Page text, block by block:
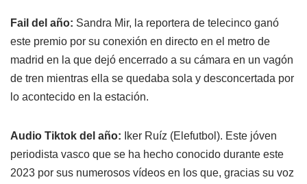
Fail del año: Sandra Mir, la reportera de telecinco ganó
este premio por su conexión en directo en el metro de
madrid en la que dejó encerrado a su cámara en un vagón
de tren mientras ella se quedaba sola y desconcertada por
lo acontecido en la estación.
Audio Tiktok del año:
Iker Ruíz (Elefutbol). Este jóven
periodista vasco que se ha hecho conocido durante este
2023 por sus numerosos vídeos en los que, gracias su voz